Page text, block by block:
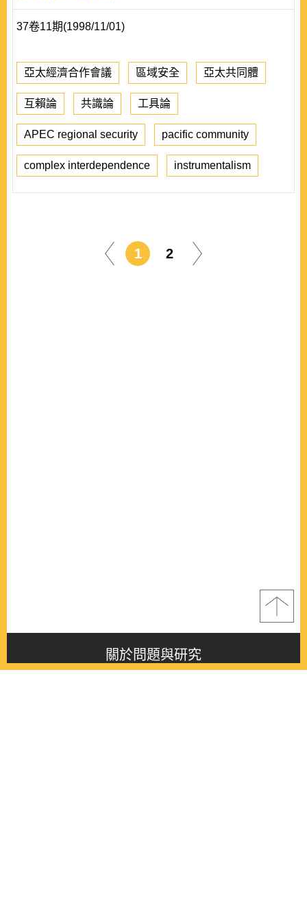
37卷11期(1998/11/01)
亞太經濟合作會議 區域安全 亞太共同體
互賴論 共識論 工具論
APEC regional security pacific community
complex interdependence instrumentalism
1 2
關於問題與研究
About this journal